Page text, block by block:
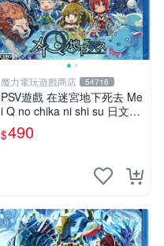
魔力電玩遊戲商店 54716
PSV遊戲 在迷宮地下死去 Me
i Q no chika ni shi su 日文日
版 附特典【板橋魔力】
$490